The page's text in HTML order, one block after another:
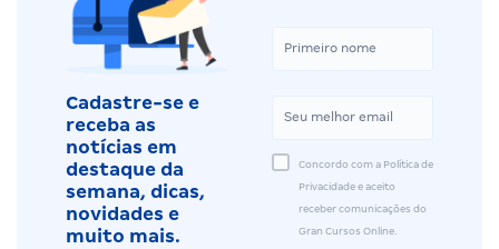
Cadastre-se e
receba as
notícias em
destaque da
semana, dicas,
novidades e
muito mais.
Concordo com a Política de
Privacidade e aceito
receber comunicações do
Gran Cursos Online.